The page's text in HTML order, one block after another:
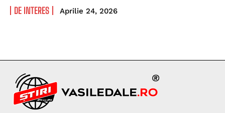
DE INTERES Aprilie 24, 2026